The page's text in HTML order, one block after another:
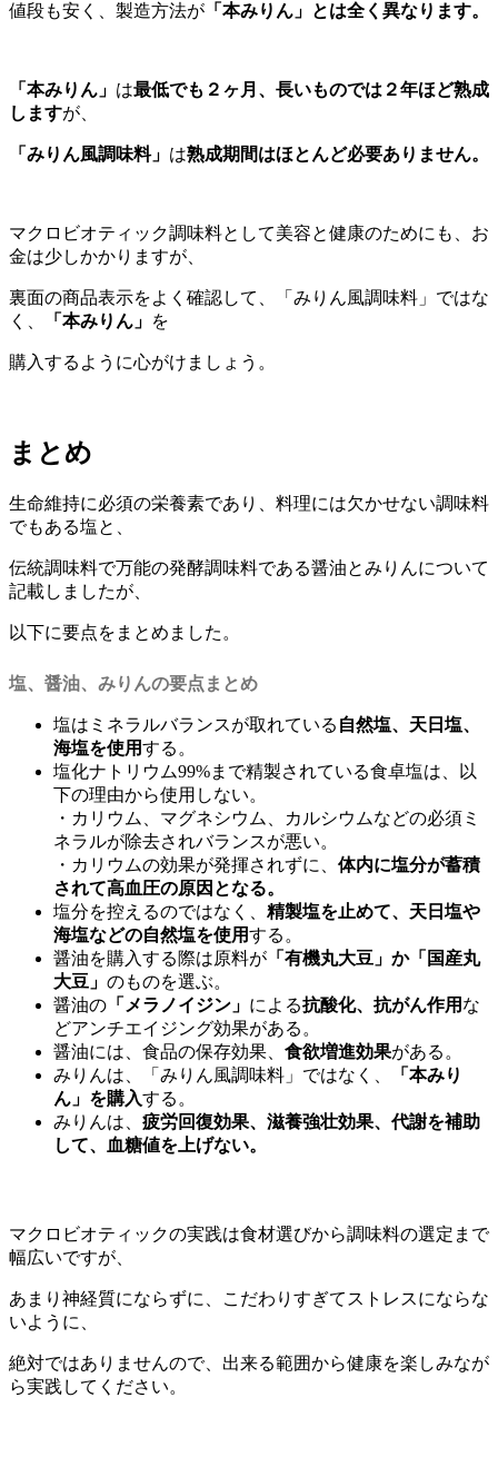
値段も安く、製造方法が 「本みりん」とは全く異なります。
「本みりん」 は最低でも２ヶ月、長いものでは２年ほど熟成
しますが、
「みりん風調味料」 は熟成期間はほとんど必要ありません。
マクロビオティック調味料として美容と健康のためにも、お
金は少しかかりますが、
裏面の商品表示をよく確認して、「みりん風調味料」ではな
く、
「本みりん」 を
購入するように心がけましょう。
まとめ
生命維持に必須の栄養素であり、料理には欠かせない調味料
でもある塩と、
伝統調味料で万能の発酵調味料である醤油とみりんについて
記載しましたが、
以下に要点をまとめました。
塩、醤油、みりんの要点まとめ
塩はミネラルバランスが取れている 自然塩、天日塩、
海塩を使用する。
塩化ナトリウム99%まで精製されている食卓塩は、以
下の理由から使用しない。
・カリウム、マグネシウム、カルシウムなどの必須ミ
ネラルが除去されバランスが悪い。
・カリウムの効果が発揮されずに、 体内に塩分が蓄積
されて高血圧の原因となる。
塩分を控えるのではなく、 精製塩を止めて、天日塩や
海塩などの自然塩を使用する。
醤油を購入する際は原料が 「有機丸大豆」か「国産丸
大豆」 のものを選ぶ。
醤油の 「メラノイジン」 による抗酸化、抗がん作用 な
どアンチエイジング効果がある。
醤油には、食品の保存効果、 食欲増進効果がある。
みりんは、「みりん風調味料」ではなく、
「本みり
ん」を購入する。
みりんは、 疲労回復効果、滋養強壮効果、代謝を補助
して、血糖値を上げない。
マクロビオティックの実践は食材選びから調味料の選定まで
幅広いですが、
あまり神経質にならずに、こだわりすぎてストレスにならな
いように、
絶対ではありませんので、出来る範囲から健康を楽しみなが
ら実践してください。